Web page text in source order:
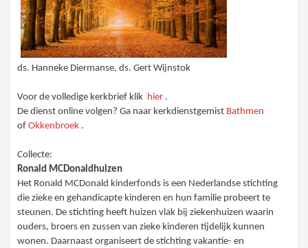
ds. Hanneke Diermanse, ds. Gert Wijnstok
Voor de volledige kerkbrief klik hier .
De dienst online volgen? Ga naar kerkdienstgemist Bathmen
ofOkkenbroek .
Collecte:
Ronald MCDonaldhuizen
Het Ronald MCDonald kinderfonds is een Nederlandse stichting
die zieke en gehandicapte kinderen en hun familie probeert te
steunen. De stichting heeft huizen vlak bij ziekenhuizen waarin
ouders, broers en zussen van zieke kinderen tijdelijk kunnen
wonen. Daarnaast organiseert de stichting vakantie- en